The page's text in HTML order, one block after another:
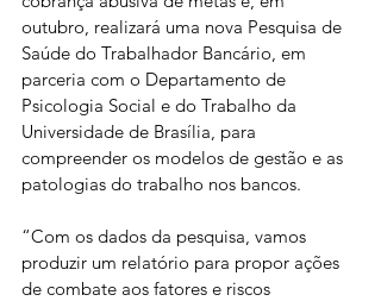
outubro, realizará uma nova Pesquisa de
Saúde do Trabalhador Bancário, em
parceria com o Departamento de
Psicologia Social e do Trabalho da
Universidade de Brasília, para
compreender os modelos de gestão e as
patologias do trabalho nos bancos.
“Com os dados da pesquisa, vamos
produzir um relatório para propor ações
de combate aos fatores e riscos